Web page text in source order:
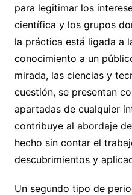
para legitimar los
científica y los grupos
la práctica está ligada a
conocimiento a un
mirada, las ciencias y
cuestión, se presentan
apartadas de cualquier
contribuye al abordaje
hecho sin contar el
descubrimientos y
Un segundo tipo de